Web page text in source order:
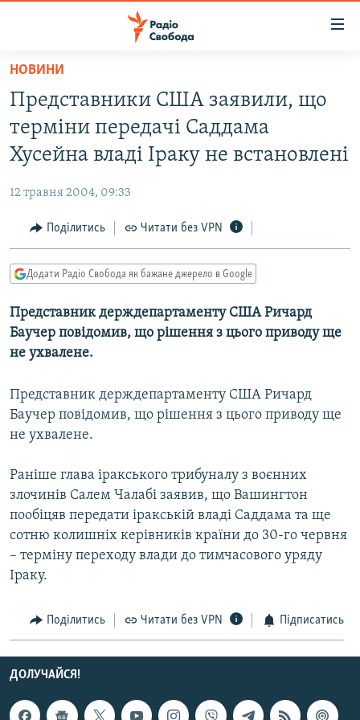
Перейти
основного
матеріалу
Перейти
до
основної
навігації
Перейти
до
пошуку
ВСЕ ЗА ДОБУ
СТАТТІ
ЕКОНОМІКА
СУСПІЛЬСТВО
УКРАЇНА
СВІТ
РОСІЙСЬКА «ФІЛЬТРАЦІЯ»
ДОНБАС.РЕАЛІЇ
ТИ ЯК?
СХЕМИ
КИТАЙ.ВИКЛИКИ
ФОТО
СПЕЦПРОЄКТИ
КРИМ РЕАЛІЇ
УКР
КТАТ
ДОЛУЧАЙСЯ!
НОВИНИ
Представники США заявили, що
терміни передачі Саддама
Хусейна владі Іраку не встановлені
12 травня 2004, 09:33
Поділитись Читати без VPN
Додати Радіо Свобода як бажане джерело в Google
Представник держдепартаменту США Ричард
Баучер повідомив, що рішення з цього приводу ще
не ухвалене.
Представник держдепартаменту США Ричард
Баучер повідомив, що рішення з цього приводу ще
не ухвалене.
Раніше глава іракського трибуналу з воєнних
злочинів Салем Чалабі заявив, що Вашингтон
пообіцяв передати іракській владі Саддама та ще
сотню колишніх керівників країни до 30-го червня
– терміну переходу влади до тимчасового уряду
Іраку.
Поділитись Читати без VPN Підписатись
ДОЛУЧАЙСЯ!